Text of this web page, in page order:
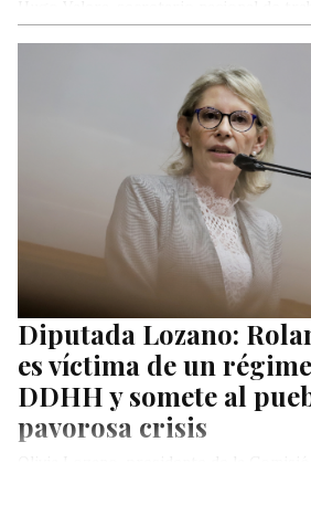
político Encuentro Ciudadano,
Diputada Lozano:
es víctima de un
DDHH y somete al
pavorosa crisis